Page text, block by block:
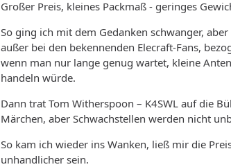
Großer Preis, kleines Packmaß - geringes
So ging ich mit dem Gedanken schwanger,
außer bei den bekennenden Elecraft-Fans,
wenn man nur lange genug wartet, kleine
handeln würde.
Dann trat Tom Witherspoon – K4SWL auf die
Märchen, aber Schwachstellen werden nicht
So kam ich wieder ins Wanken, ließ mir die
unhandlicher sein.